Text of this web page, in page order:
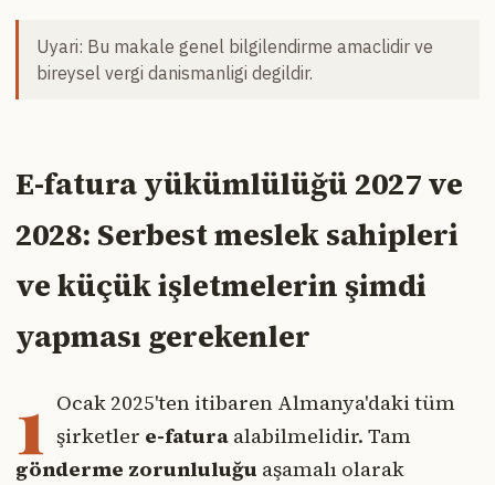
Uyari: Bu makale genel bilgilendirme amaclidir ve
bireysel vergi danismanligi degildir.
E-fatura yükümlülüğü 2027 ve
2028: Serbest meslek sahipleri
ve küçük işletmelerin şimdi
yapması gerekenler
1 Ocak 2025'ten itibaren Almanya'daki tüm
şirketler e-fatura alabilmelidir. Tam
gönderme zorunluluğu aşamalı olarak